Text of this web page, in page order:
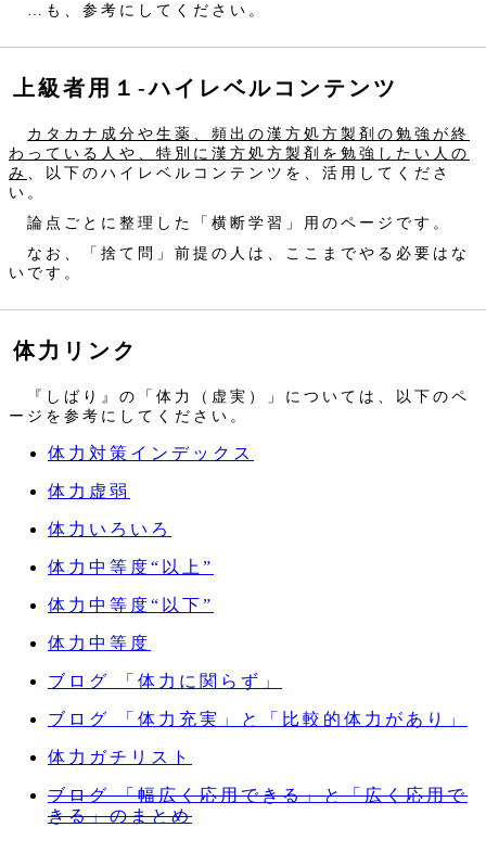
…も、参考にしてください。
上級者用１‐ハイレベルコンテンツ
カタカナ成分や生薬、頻出の漢方処方製剤の勉強が終
わっている人や、特別に漢方処方製剤を勉強したい人の
み
、以下のハイレベルコンテンツを、活用してくださ
い。
論点ごとに整理した「横断学習」用のページです。
なお、「捨て問」前提の人は、ここまでやる必要はな
いです。
体力リンク
『しばり』の「体力（虚実）」については、以下のペ
ージを参考にしてください。
体力対策インデックス
体力虚弱
体力いろいろ
体力中等度“以上”
体力中等度“以下”
体力中等度
ブログ 「体力に関らず」
ブログ 「体力充実」と「比較的体力があり」
体力ガチリスト
ブログ 「幅広く応用できる」と「広く応用で
きる」のまとめ